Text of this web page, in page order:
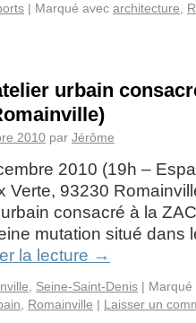
| Marqué avec architecture
urbain
2010 par Jérôme
2010 (19h –
Verte, 93230
consacré à la
mutation situé dans
la lecture →
Seine-Saint-Denis | Marqué
Romainville | Laisser un